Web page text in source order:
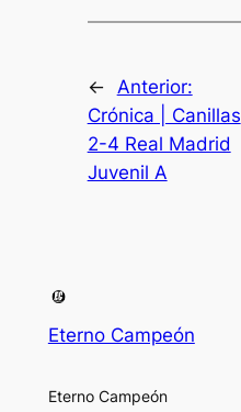
←
Anterior:
Crónica | Canillas
2-4 Real Madrid
Juvenil A
Eterno Campeón
Eterno Campeón